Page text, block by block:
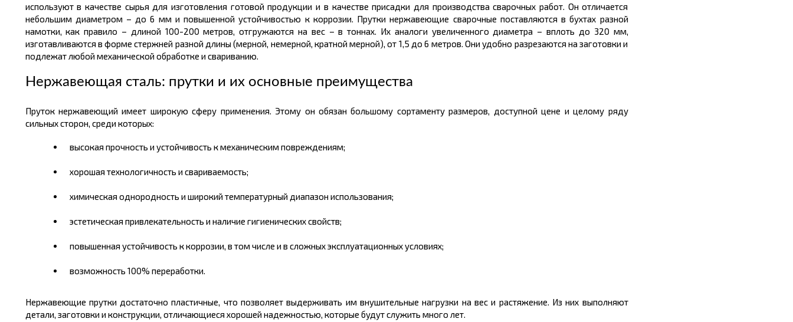
используют в качестве сырья для изготовления готовой продукции и в качестве присадки для производства сварочных работ. Он отличается
небольшим диаметром – до 6 мм и повышенной устойчивостью к коррозии. Прутки нержавеющие сварочные поставляются в бухтах разной
намотки, как правило – длиной 100-200метров,отгружаются на вес – втоннах. Их аналоги увеличенного диаметра – вплоть до 320 мм,
изготавливаются в форме стержней разной длины (мерной, немерной, кратной мерной), от 1,5 до 6 метров. Они удобно разрезаются на заготовки и
подлежат любой механической обработке и свариванию.
Нержавеющая сталь: прутки и их основные преимущества
Пруток нержавеющий имеет широкую сферу применения. Этому он обязан большому сортаменту размеров, доступнойцене и целому ряду
сильных сторон, среди которых:
высокая прочность и устойчивость к механическим повреждениям;
хорошая технологичность и свариваемость;
химическая однородность и широкий температурный диапазон использования;
эстетическая привлекательность и наличие гигиенических свойств;
повышенная устойчивость к коррозии, в том числе и в сложных эксплуатационных условиях;
возможность 100% переработки.
Нержавеющие прутки достаточно пластичные, что позволяет выдерживать им внушительные нагрузки на вес и растяжение. Из них выполняют
детали, заготовки и конструкции, отличающиеся хорошей надежностью, которые будут служить много лет.